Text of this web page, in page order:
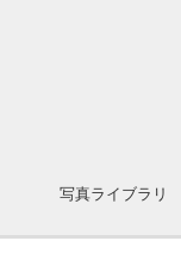
写真ライブラリ